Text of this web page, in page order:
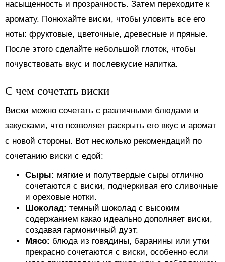
насыщенность и прозрачность. Затем переходите к
аромату. Понюхайте виски, чтобы уловить все его
ноты: фруктовые, цветочные, древесные и пряные.
После этого сделайте небольшой глоток, чтобы
почувствовать вкус и послевкусие напитка.
С чем сочетать виски
Виски можно сочетать с различными блюдами и
закусками, что позволяет раскрыть его вкус и аромат
с новой стороны. Вот несколько рекомендаций по
сочетанию виски с едой:
Сыры: мягкие и полутвердые сыры отлично
сочетаются с виски, подчеркивая его сливочные
и ореховые нотки.
Шоколад: темный шоколад с высоким
содержанием какао идеально дополняет виски,
создавая гармоничный дуэт.
Мясо: блюда из говядины, баранины или утки
прекрасно сочетаются с виски, особенно если